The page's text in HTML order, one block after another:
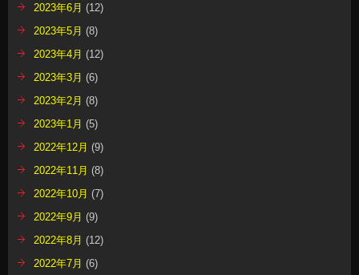
2023年6月 (12)
2023年5月 (8)
2023年4月 (12)
2023年3月 (6)
2023年2月 (8)
2023年1月 (5)
2022年12月 (9)
2022年11月 (8)
2022年10月 (7)
2022年9月 (9)
2022年8月 (12)
2022年7月 (6)